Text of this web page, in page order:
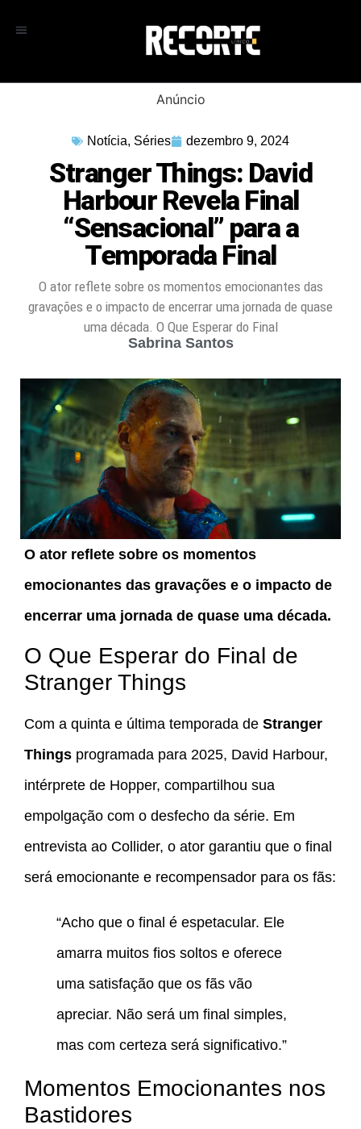
Anúncio
Notícia, Séries dezembro 9, 2024
Stranger Things: David
Harbour Revela Final
“Sensacional” para a
Temporada Final
O ator reflete sobre os momentos emocionantes das
gravações e o impacto de encerrar uma jornada de quase
uma década. O Que Esperar do Final
Sabrina Santos
O ator reflete sobre os momentos
emocionantes das gravações e o impacto de
encerrar uma jornada de quase uma década.
O Que Esperar do Final de
Stranger Things
Com a quinta e última temporada de Stranger
Things programada para 2025, David Harbour,
intérprete de Hopper, compartilhou sua
empolgação com o desfecho da série. Em
entrevista ao Collider, o ator garantiu que o final
será emocionante e recompensador para os fãs:
“Acho que o final é espetacular. Ele
amarra muitos fios soltos e oferece
uma satisfação que os fãs vão
apreciar. Não será um final simples,
mas com certeza será significativo.”
Momentos Emocionantes nos
Bastidores